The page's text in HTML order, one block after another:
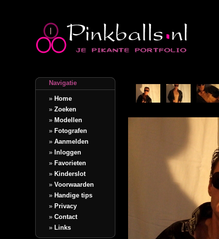
Navigatie
» Home
» Zoeken
» Modellen
» Fotografen
» Aanmelden
» Inloggen
» Favorieten
» Kinderslot
» Voorwaarden
» Handige tips
» Privacy
» Contact
» Links